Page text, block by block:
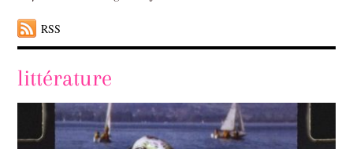
RSS
littérature